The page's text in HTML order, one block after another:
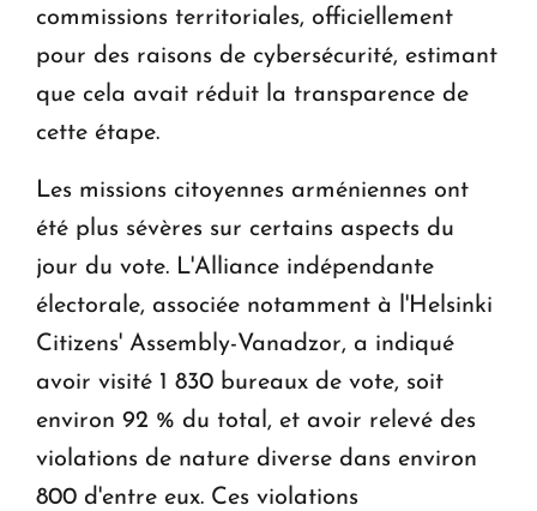
commissions territoriales, officiellement
pour des raisons de cybersécurité, estimant
que cela avait réduit la transparence de
cette étape.
Les missions citoyennes arméniennes ont
été plus sévères sur certains aspects du
jour du vote. L'Alliance indépendante
électorale, associée notamment à l'Helsinki
Citizens' Assembly-Vanadzor, a indiqué
avoir visité 1 830 bureaux de vote, soit
environ 92 % du total, et avoir relevé des
violations de nature diverse dans environ
800 d'entre eux. Ces violations